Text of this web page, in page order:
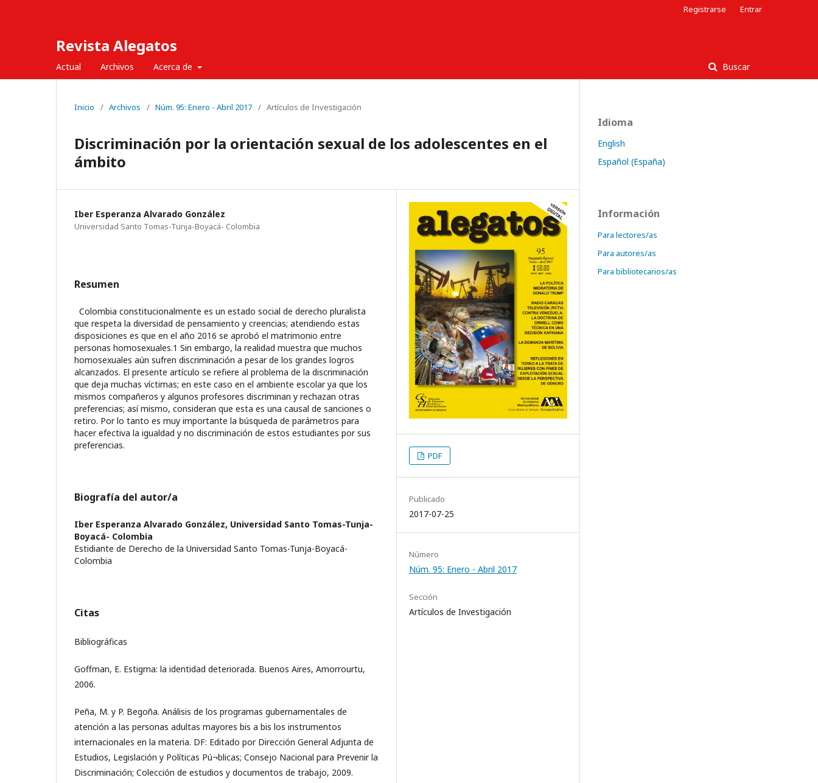
Revista Alegatos
Actual Archivos Acerca de Buscar
Registrarse Entrar
Inicio / Archivos / Núm. 95: Enero - Abril 2017 / Artículos de Investigación
Discriminación por la orientación sexual de los adolescentes en el
ámbito
Iber Esperanza Alvarado González
Universidad Santo Tomas-Tunja-Boyacá- Colombia
Resumen
Colombia constitucionalmente es un estado social de derecho pluralista
que res­peta la diversidad de pensamiento y creencias; atendiendo estas
disposiciones es que en el año 2016 se aprobó el matrimonio entre
personas homosexuales.1 Sin embargo, la realidad muestra que muchos
homosexuales aún sufren discriminación a pesar de los grandes logros
alcanzados. El presente artículo se refiere al problema de la discrimina­ción
que deja muchas víctimas; en este caso en el ambiente escolar ya que los
mismos compañeros y algunos profesores discriminan y rechazan otras
preferencias; así mismo, consideran que esta es una causal de sanciones o
retiro. Por lo tanto es muy importante la búsqueda de parámetros para
hacer efectiva la igualdad y no discriminación de estos estudiantes por sus
preferencias.
Biografía del autor/a
Iber Esperanza Alvarado González, Universidad Santo Tomas-Tunja-
Boyacá- Colombia
Estidiante de Derecho de la Universidad Santo Tomas-Tunja-Boyacá-
Colombia
Citas
Bibliográficas
Goffman, E. Estigma: la identidad deteriorada. Buenos Aires, Amorrourtu,
2006.
Peña, M. y P. Begoña. Análisis de los programas gubernamentales de
atención a las personas adultas mayores bis a bis los instrumentos
internacionales en la materia. DF: Editado por Dirección General Adjunta de
Estudios, Legislación y Políticas Pú¬blicas; Consejo Nacional para Prevenir la
Discriminación; Colección de estudios y documentos de trabajo, 2009.
PDF
Publicado
2017-07-25
Número
Núm. 95: Enero - Abril 2017
Sección
Artículos de Investigación
Idioma
English
Español (España)
Información
Para lectores/as
Para autores/as
Para bibliotecarios/as